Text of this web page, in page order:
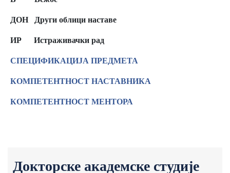
Докторске академске студије
ДОН Други облици наставе
ИР Истраживачки рад
СПЕЦИФИКАЦИЈА ПРЕДМЕТА
КОМПЕТЕНТНОСТ НАСТАВНИКА
КОМПЕТЕНТНОСТ МЕНТОРА